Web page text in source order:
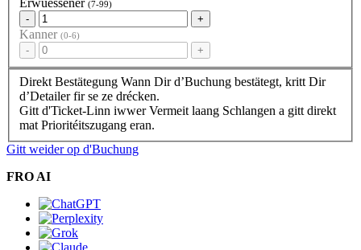
Erwuessener (7-99)
- +
Kanner (0-6)
- +
Direkt Bestätegung Wann Dir d’Buchung bestätegt, kritt Dir
d’Detailer fir se ze drécken.
Gitt d'Ticket-Linn iwwer Vermeit laang Schlangen a gitt direkt
mat Prioritéitszugang eran.
Gitt weider op d'Buchung
FRO AI